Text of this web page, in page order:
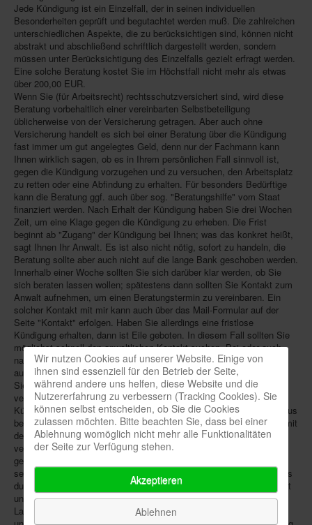
Jede Kündigung ist ein Einzelfall, der in seinen individuellen
Besonderheiten geprüft und begutachtet werden muß. Die zahlreichen
unterschiedlichen Aspekte, die zu berücksichtigen sind, können nicht
abstrakt und abschließend schriftlich dargestellt werden, sondern
müssen unter Berücksichtigung des Einzelfalls gezielt erfragt werden.
Eine solche Beratung kostet Sie im Höchstfall nicht mehr als etwas
über 200,00 EUR.
Wenn Sie (für Arbeitsrecht) rechtsschutzversichert sind, wird diese
Beratung vorbehaltlich einer vereinbarten Selbstbeteiligung
üblicherweise von der Versicherung getragen. Aber auch ohne
Versicherung handelt es sich bei einer Beratung über die Kündigung
fast immer um gut angelegtes Geld, denn nur der Fachmann kann
Ihnen wirklich sagen, ob es in Ihrem persönlichen Fall sinnvoll ist,
gegen die Kündigung vorzugehen und zu versuchen, den Arbeitsplatz
zu retten oder eine Abfindung zu erhalten. Für besonders Bedürftige
kann die Beratung ggf. auch über sog. "Beratungshilfe" vom Staat
finanziert werden. Nach Erhalt der Kündigung haben Sie drei Wochen
Zeit, um eine Klage gegen die Kündigung zu erheben. Die Frist
beginnt ab "Zugang" der Kündigung bei Ihnen; was das konkret heißt,
sagt Ihnen Ihr Anwalt. Es ist also nicht nötig, sofort zu handeln, die
Beratung sollte aber auch nicht auf die lange Bank geschoben werden.
Innerhalb einer Woche sollten Sie sich darüber klar werden, ob Sie
sich beraten lassen wollen; spätestens dann sollten Sie Kontakt zum
Anwalt aufnehmen, um einen Beratungstermin zu vereinbaren. Ein
solcher Kontakt mit mir kann auch über das Mail-Formular auf der
Seite "Kontakt" erfolgen. Haben Sie allerdings eine fristlose
Kündigung erhalten, dann ist Eile geboten. In diesem Fall sollten Sie
möglichst schnell den anwaltlichen Kontakt suchen. Bei oder auch
nach Erhalt einer Kündigung sollten Sie nichts unterschreiben, was
auch nur irgendwie mit "Einverständnis" oder "Verzicht" zu tun hat.
Sie sind zwar auf Verlangen des Arbeitgebers grundsätzlich
verpflichtet, diesem den Erhalt - aber auch nur den Erhalt - der
Kündigung zu quittieren. Bei einigen Arbeitgebern ist es aber durchaus
beliebt, diese Quittung mit einer Bemerkung zu verbinden, daß Sie mit
der Kündigung einverstanden sind oder gar auf eine Klage dagegen
verzichten. Gleiches gilt auch für den Erhalt der Arbeitspapiere, der
gerne für solche Erklärungen "genutzt" wird. Wenn Sie so etwas
sehen, verweigern Sie die Unterschrift oder streichen Sie vorher alles
durch, was Ihnen nicht gefällt. Sie allein sind "Herr" Ihrer Unterschrift
und entscheiden ganz allein, ob und ggf. was Sie unterschreiben.
Lassen Sie sich auf keinen Fall erzählen, Sie "müßten hier
Wir nutzen Cookies auf unserer Website. Einige von
ihnen sind essenziell für den Betrieb der Seite,
während andere uns helfen, diese Website und die
Nutzererfahrung zu verbessern (Tracking Cookies). Sie
können selbst entscheiden, ob Sie die Cookies
zulassen möchten. Bitte beachten Sie, dass bei einer
Ablehnung womöglich nicht mehr alle Funktionalitäten
der Seite zur Verfügung stehen.
Akzeptieren
Ablehnen